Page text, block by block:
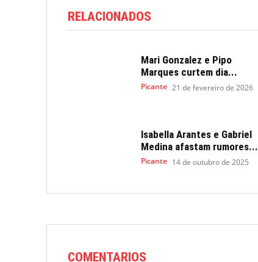
RELACIONADOS
Mari Gonzalez e Pipo
Marques curtem dia...
Picante 21 de fevereiro de 2026
Isabella Arantes e Gabriel
Medina afastam rumores...
Picante 14 de outubro de 2025
COMENTARIOS